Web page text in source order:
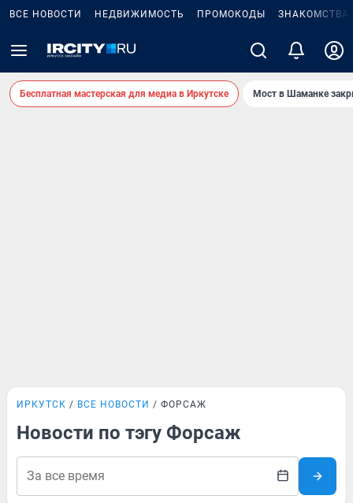
ВСЕ НОВОСТИ НЕДВИЖИМОСТЬ ПРОМОКОДЫ ЗНАКОМСТВА
Бесплатная мастерская для медиа в Иркутске Мост в Шаманке
ИРКУТСК ВСЕ НОВОСТИ ФОРСАЖ
Новости по тэгу Форсаж